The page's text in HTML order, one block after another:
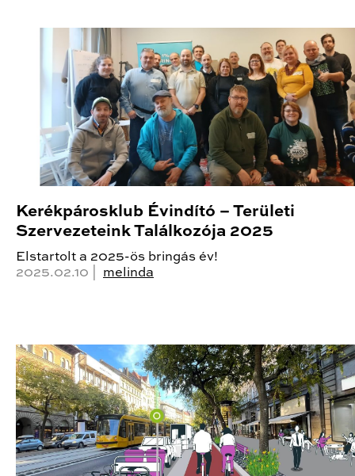
Kerékpárosklub Évindító – Területi
Szervezeteink Találkozója 2025
Elstartolt a 2025-ös bringás év!
2025.02.10 | melinda